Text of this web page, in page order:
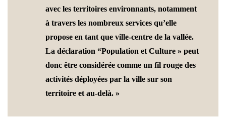
avec les territoires environnants, notamment
à travers les nombreux services qu’elle
propose en tant que ville-centre de la vallée.
La déclaration “Population et Culture » peut
donc être considérée comme un fil rouge des
activités déployées par la ville sur son
territoire et au-delà. »